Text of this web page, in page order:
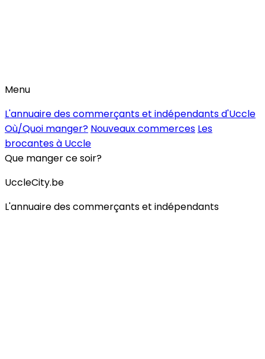
Menu
L'annuaire des commerçants et indépendants d'Uccle
Où/Quoi manger? Nouveaux commerces Les
brocantes à Uccle
Que manger ce soir?
UccleCity.be
L'annuaire des commerçants et indépendants